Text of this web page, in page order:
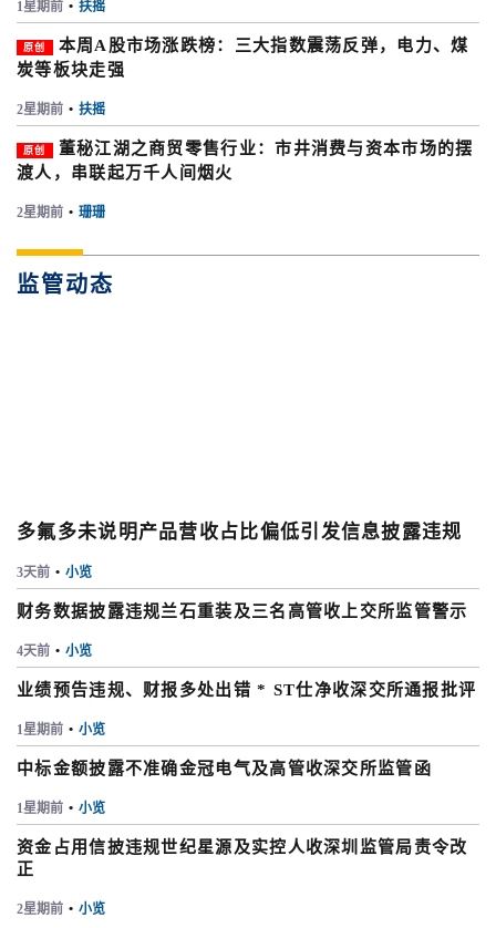
1星期前 • 扶摇
原创
本周A股市场涨跌榜：三大指数震荡反弹，电力、煤
炭等板块走强
2星期前 • 扶摇
原创
董秘江湖之商贸零售行业：市井消费与资本市场的摆
渡人，串联起万千人间烟火
2星期前 • 珊珊
监管动态
多氟多未说明产品营收占比偏低引发信息披露违规
3天前 • 小览
财务数据披露违规兰石重装及三名高管收上交所监管警示
4天前 • 小览
业绩预告违规、财报多处出错 * ST仕净收深交所通报批评
1星期前 • 小览
中标金额披露不准确金冠电气及高管收深交所监管函
1星期前 • 小览
资金占用信披违规世纪星源及实控人收深圳监管局责令改
正
2星期前 • 小览